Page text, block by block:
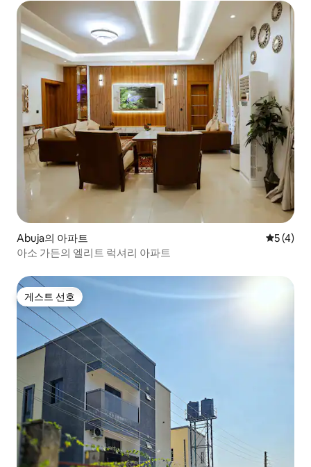
Abuja의 아파트 평점 5점
5 (4)
아소 가든의 엘리트 럭셔리 아파트
게스트 선호
게스트 선호